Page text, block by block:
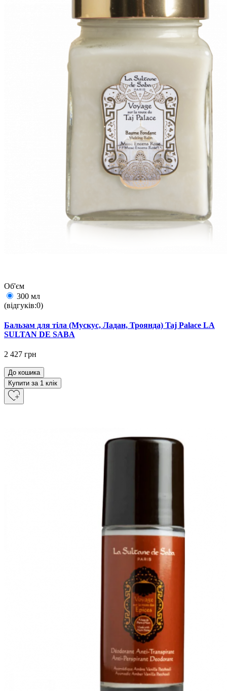
Об'єм
300 мл
(відгуків:0)
Бальзам для тіла (Мускус, Ладан, Троянда) Taj Palace LA
SULTAN DE SABA
2 427 грн
До кошика
Купити за 1 клiк